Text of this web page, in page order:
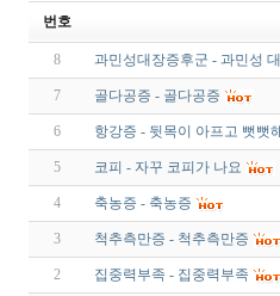
번호
8 과민성대장증후군 - 과민성
7 골다공증 - 골다공증
6 항강증 - 뒷목이 아프고 뻣뻣
5 코피 - 자꾸 코피가 나요
4 축농증 - 축농증
3 척추측만증 - 척추측만증
2 집중력부족 - 집중력부족